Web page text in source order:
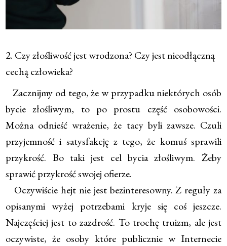
2. Czy złośliwość jest wrodzona? Czy jest nieodłączną
cechą człowieka?
Zacznijmy od tego, że w przypadku niektórych osób
bycie złośliwym, to po prostu część osobowości.
Można odnieść wrażenie, że tacy byli zawsze. Czuli
przyjemność i satysfakcję z tego, że komuś sprawili
przykrość. Bo taki jest cel bycia złośliwym. Żeby
sprawić przykrość swojej ofierze.
Oczywiście hejt nie jest bezinteresowny. Z reguły za
opisanymi wyżej potrzebami kryje się coś jeszcze.
Najczęściej jest to zazdrość. To trochę truizm, ale jest
oczywiste, że osoby które publicznie w Internecie